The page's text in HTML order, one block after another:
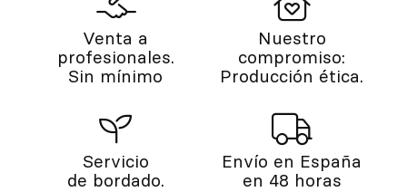
Venta a
profesionales.
Sin mínimo
Nuestro
compromiso:
Producción ética.
Servicio
de bordado.
Envío en España
en 48 horas